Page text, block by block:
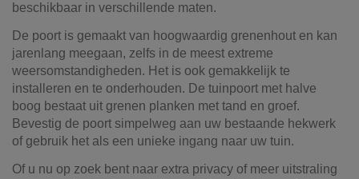
beschikbaar in verschillende maten.
De poort is gemaakt van hoogwaardig grenenhout en kan
jarenlang meegaan, zelfs in de meest extreme
weersomstandigheden. Het is ook gemakkelijk te
installeren en te onderhouden. De tuinpoort met halve
boog bestaat uit grenen planken met tand en groef.
Bevestig de poort simpelweg aan uw bestaande hekwerk
of gebruik het als een unieke ingang naar uw tuin.
Of u nu op zoek bent naar extra privacy of meer uitstraling